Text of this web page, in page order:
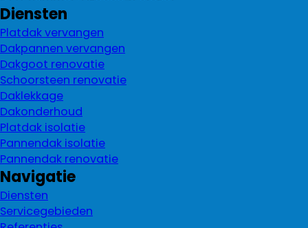
Diensten
Platdak vervangen
Dakpannen vervangen
Dakgoot renovatie
Schoorsteen renovatie
Daklekkage
Dakonderhoud
Platdak isolatie
Pannendak isolatie
Pannendak renovatie
Navigatie
Diensten
Servicegebieden